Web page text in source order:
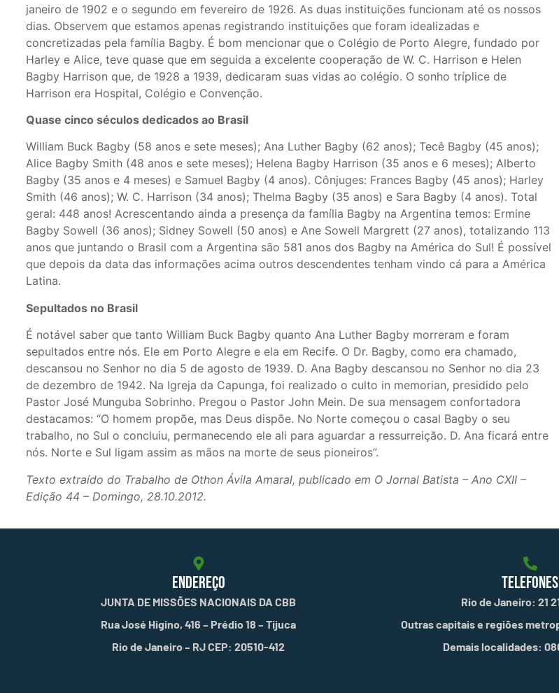
janeiro de 1902 e o segundo em fevereiro de 1926. As duas instituições funcionam até os nossos
dias. Observem que estamos apenas registrando instituições que foram idealizadas e
concretizadas pela família Bagby. É bom mencionar que o Colégio de Porto Alegre, fundado por
Harley e Alice, teve quase que em seguida a excelente cooperação de W. C. Harrison e Helen
Bagby Harrison que, de 1928 a 1939, dedicaram suas vidas ao colégio. O sonho tríplice de
Harrison era Hospital, Colégio e Convenção.
Quase cinco séculos dedicados ao Brasil
William Buck Bagby (58 anos e sete meses); Ana Luther Bagby (62 anos); Tecê Bagby (45 anos);
Alice Bagby Smith (48 anos e sete meses); Helena Bagby Harrison (35 anos e 6 meses); Alberto
Bagby (35 anos e 4 meses) e Samuel Bagby (4 anos). Cônjuges: Frances Bagby (45 anos); Harley
Smith (46 anos); W. C. Harrison (34 anos); Thelma Bagby (35 anos) e Sara Bagby (4 anos). Total
geral: 448 anos! Acrescentando ainda a presença da família Bagby na Argentina temos: Ermine
Bagby Sowell (36 anos); Sidney Sowell (50 anos) e Ane Sowell Margrett (27 anos), totalizando 113
anos que juntando o Brasil com a Argentina são 581 anos dos Bagby na América do Sul! É possível
que depois da data das informações acima outros descendentes tenham vindo cá para a América
Latina.
Sepultados no Brasil
É notável saber que tanto William Buck Bagby quanto Ana Luther Bagby morreram e foram
sepultados entre nós. Ele em Porto Alegre e ela em Recife. O Dr. Bagby, como era chamado,
descansou no Senhor no dia 5 de agosto de 1939. D. Ana Bagby descansou no Senhor no dia 23
de dezembro de 1942. Na Igreja da Capunga, foi realizado o culto in memorian, presidido pelo
Pastor José Munguba Sobrinho. Pregou o Pastor John Mein. De sua mensagem confortadora
destacamos: “O homem propõe, mas Deus dispõe. No Norte começou o casal Bagby o seu
trabalho, no Sul o concluiu, permanecendo ele ali para aguardar a ressurreição. D. Ana ficará entre
nós. Norte e Sul ligam assim as mãos na morte de seus pioneiros”.
Texto extraído do Trabalho de Othon Ávila Amaral, publicado em O Jornal Batista – Ano CXII –
Edição 44 – Domingo, 28.10.2012.
ENDEREÇO
JUNTA DE MISSÕES NACIONAIS DA CBB
Rua José Higino, 416 – Prédio 18 – Tijuca
Rio de Janeiro – RJ CEP: 20510-412
TELEFONES
Rio de Janeiro: 21
Outras capitais e regiões
Demais localidades: